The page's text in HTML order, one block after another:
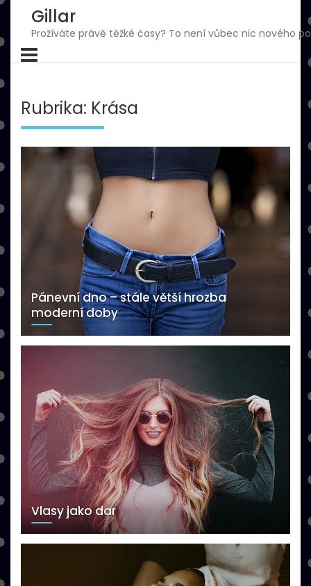
content
Gillar
Prožíváte právě těžké časy? To není vůbec nic nového
Rubrika: Krása
Pánevní dno – stále větší hrozba
moderní doby
Vlasy jako dar